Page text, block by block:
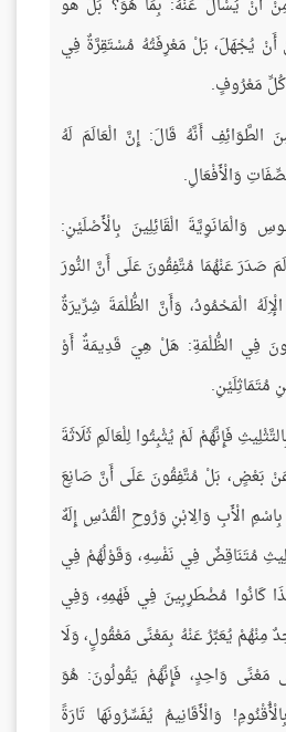
أَنْ يُسْأَلَ عَنْهُ: بِمَا هُوَ؟ بَلْ هو
يُجْهَلَ، بَلْ مَعْرِفَتُهُ مُسْتَقِرَّةٌ فِي
كُلِّ مَعْرُوفٍ.
أَنَّهُ قَالَ: إِنَّ الْعَالَمَ لَهُ
وَالْأَفْعَالِ.
وَالْمَانَوِيَّةَ الْقَائِلِينَ بِالْأَصْلَيْنِ:
صَدَرَ عَنْهُمَا مُتَّفِقُونَ عَلَى أَنَّ النُّورَ
الْمَحْمُودُ، وَأَنَّ الظُّلْمَةَ شِرِّيرَةٌ
فِي الظُّلْمَةِ: هَلْ هِيَ قَدِيمَةٌ أَوْ
مُتَمَاثِلَيْنِ.
فَإِنَّهُمْ لَمْ يُثْبِتُوا لِلْعَالَمِ ثَلَاثَةَ
بَعْضٍ، بَلْ مُتَّفِقُونَ عَلَى أَنَّ صَانِعَ
الْأَبِ وَالِابْنِ وَرُوحِ الْقُدُسِ إِلَهٌ
مُتَنَاقِضٌ فِي نَفْسِهِ، وَقَوْلُهُمْ فِي
كَانُوا مُضْطَرِبِينَ فِي فَهْمِهِ، وَفِي
مِنْهُمْ يُعَبِّرُ عَنْهُ بِمَعْنًى مَعْقُولٍ، وَلَا
مَعْنًى وَاحِدٍ، فَإِنَّهُمْ يَقُولُونَ: هُوَ
وَالْأَقَانِيمُ يُفَسِّرُونَهَا تَارَةً